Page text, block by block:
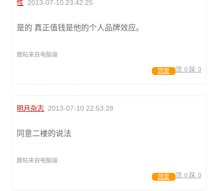
性 2013-07-10 23:42:25
是的 真正值钱是他的个人品牌效应。
跟帖来自电脑端
顶: 0 踩: 0
回复
明月杂志 2013-07-10 22:53:28
同意二楼的说法
跟帖来自电脑端
顶: 0 踩: 0
回复